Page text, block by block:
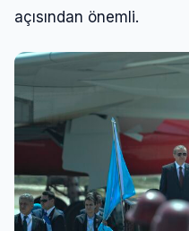
açısından önemli.